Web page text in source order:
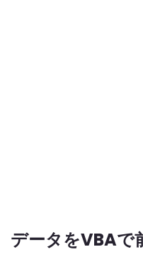
データをVBAで